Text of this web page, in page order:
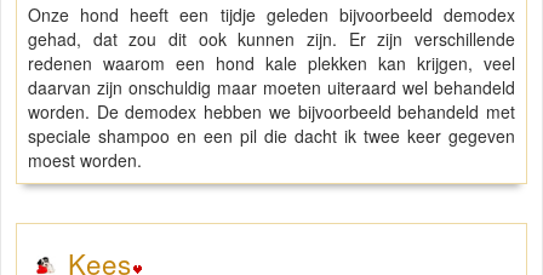
Onze hond heeft een tijdje geleden bijvoorbeeld demodex
gehad, dat zou dit ook kunnen zijn. Er zijn verschillende
redenen waarom een hond kale plekken kan krijgen, veel
daarvan zijn onschuldig maar moeten uiteraard wel behandeld
worden. De demodex hebben we bijvoorbeeld behandeld met
speciale shampoo en een pil die dacht ik twee keer gegeven
moest worden.
Kees